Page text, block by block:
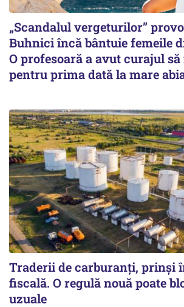
„Scandalul vergeturilor”
Buhnici încă bântuie femeile
O profesoară a avut curajul să
pentru prima dată la mare
Traderii de carburanți, prinși
fiscală. O regulă nouă poate
uzuale